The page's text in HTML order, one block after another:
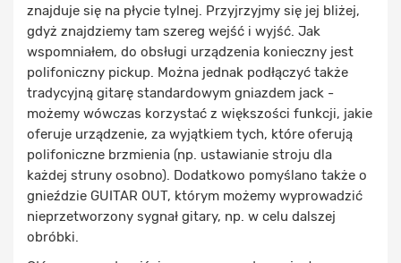
znajduje się na płycie tylnej. Przyjrzyjmy się jej bliżej,
gdyż znajdziemy tam szereg wejść i wyjść. Jak
wspomniałem, do obsługi urządzenia konieczny jest
polifoniczny pickup. Można jednak podłączyć także
tradycyjną gitarę standardowym gniazdem jack -
możemy wówczas korzystać z większości funkcji, jakie
oferuje urządzenie, za wyjątkiem tych, które oferują
polifoniczne brzmienia (np. ustawianie stroju dla
każdej struny osobno). Dodatkowo pomyślano także o
gnieździe GUITAR OUT, którym możemy wyprowadzić
nieprzetworzony sygnał gitary, np. w celu dalszej
obróbki.